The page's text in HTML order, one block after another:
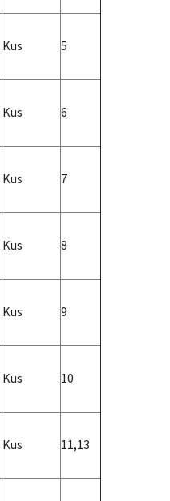
Kus 5
Kus 6
Kus 7
Kus 8
Kus 9
Kus 10
Kus 11,13